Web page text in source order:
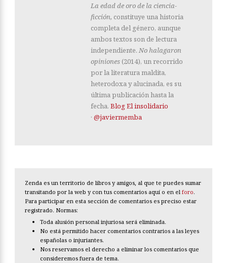
La edad de oro de la ciencia-
ficción, constituye una historia
completa del género, aunque
ambos textos son de lectura
independiente. No halagaron
opiniones (2014), un recorrido
por la literatura maldita,
heterodoxa y alucinada, es su
última publicación hasta la
fecha. Blog El insolidario
· @javiermemba
Zenda es un territorio de libros y amigos, al que te puedes sumar
transitando por la web y con tus comentarios aquí o en el foro.
Para participar en esta sección de comentarios es preciso estar
registrado. Normas:
Toda alusión personal injuriosa será eliminada.
No está permitido hacer comentarios contrarios a las leyes
españolas o injuriantes.
Nos reservamos el derecho a eliminar los comentarios que
consideremos fuera de tema.